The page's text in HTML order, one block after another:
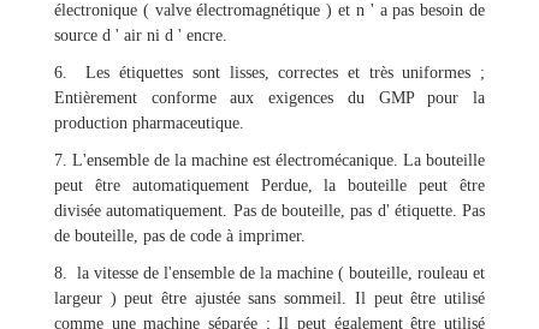
électronique ( valve électromagnétique ) et n ' a pas besoin de
source d ' air ni d ' encre.
6. Les étiquettes sont lisses, correctes et très uniformes ;
Entièrement conforme aux exigences du GMP pour la
production pharmaceutique.
7. L'ensemble de la machine est électromécanique. La bouteille
peut être automatiquement Perdue, la bouteille peut être
divisée automatiquement. Pas de bouteille, pas d' étiquette. Pas
de bouteille, pas de code à imprimer.
8. la vitesse de l'ensemble de la machine ( bouteille, rouleau et
largeur ) peut être ajustée sans sommeil. Il peut être utilisé
comme une machine séparée ; Il peut également être utilisé